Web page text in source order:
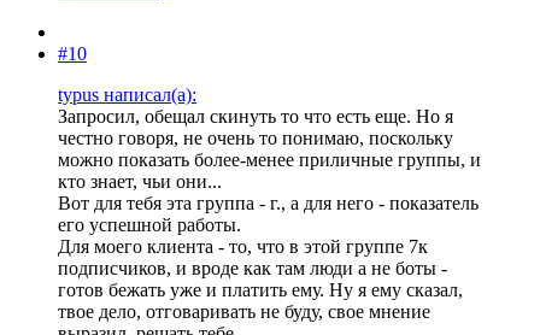
#10
typus написал(а):
Запросил, обещал скинуть то что есть еще. Но я
честно говоря, не очень то понимаю, поскольку
можно показать более-менее приличные группы, и
кто знает, чьи они...
Вот для тебя эта группа - г., а для него - показатель
его успешной работы.
Для моего клиента - то, что в этой группе 7к
подписчиков, и вроде как там люди а не боты -
готов бежать уже и платить ему. Ну я ему сказал,
твое дело, отговаривать не буду, свое мнение